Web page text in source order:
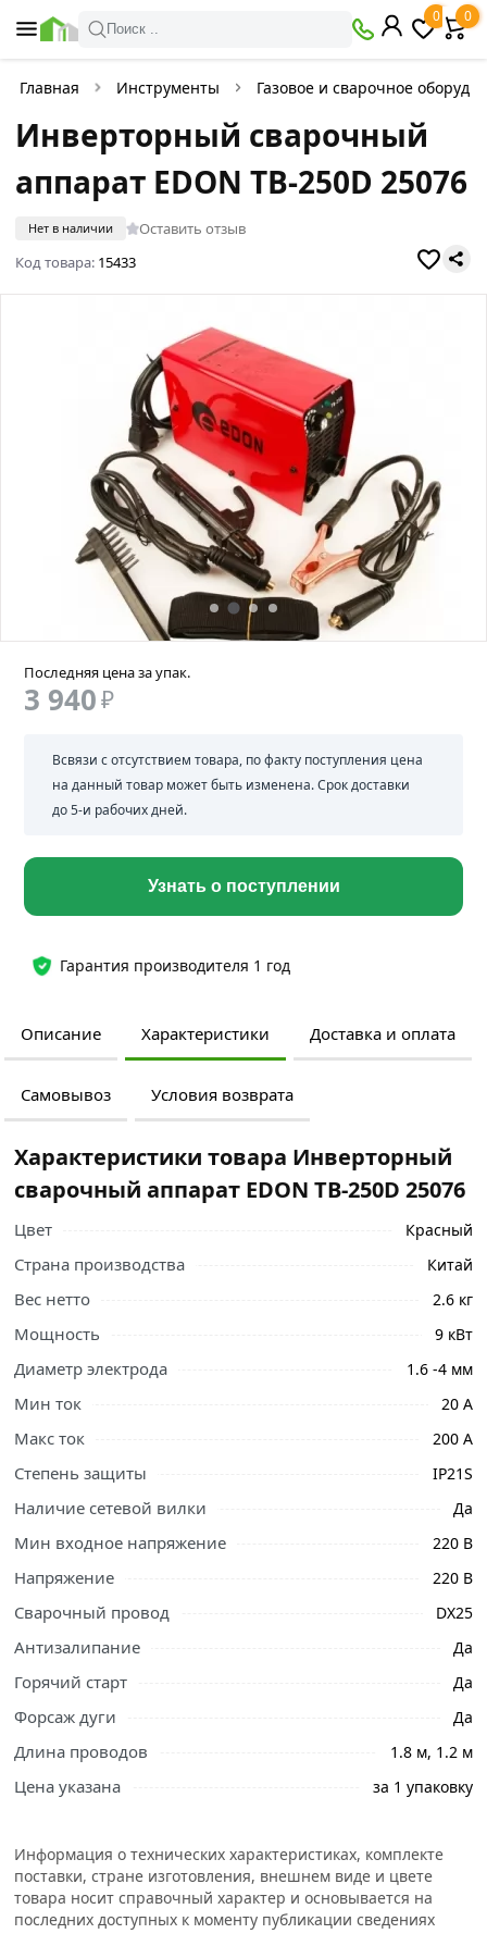
Поиск ..
0 0
Главная Инструменты Газовое и сварочное
Инверторный сварочный
аппарат EDON TB-250D 25076
Нет в наличии
Оставить отзыв
Код товара: 15433
Гарантия производителя 1 год
Последняя цена за упак.
3 940₽
Всвязи с отсутствием товара, по факту поступления цена
на данный товар может быть изменена. Срок доставки
до 5-и рабочих дней.
Узнать о поступлении
Описание Характеристики Доставка и оплата
Самовывоз Условия возврата
Ознакомьтесь с подробными характеристиками,
правильный выбор и заказать онлайн. Наши
профессиональные менеджеры обработают заказ и
или самовывоза.
является источником тока для ручной электродуговой
сварки методом ММА на постоянном токе (DC). Данный
аппарат собран на транзисторах.
Отличительным качеством данного аппарата являются
регулирования, высокая производительность, и
инверторное преобразование тока, которые
обеспечивают сварочному аппарату прекрасные
качества сварки, со всеми покрытиями электродов.
Характеристики товара Инверторный
сварочный аппарат EDON TB-250D 25076
Цвет Красный
Страна производства Китай
Вес нетто 2.6 кг
Мощность 9 кВт
Диаметр электрода 1.6 -4 мм
Мин ток 20 А
Макс ток 200 А
Степень защиты IP21S
Наличие сетевой вилки Да
Мин входное напряжение 220 В
Напряжение 220 В
Сварочный провод DX25
Антизалипание Да
Горячий старт Да
Форсаж дуги Да
Длина проводов 1.8 м, 1.2 м
Цена указана за 1 упаковку
Информация о технических характеристиках, комплекте
поставки, стране изготовления, внешнем виде и цвете
товара носит справочный характер и основывается на
последних доступных к моменту публикации сведениях